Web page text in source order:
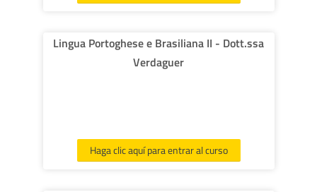
Lingua Portoghese e Brasiliana II - Dott.ssa
Verdaguer
Haga clic aquí para entrar al curso